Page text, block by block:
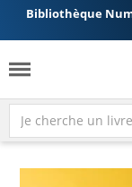
Bibliothèque